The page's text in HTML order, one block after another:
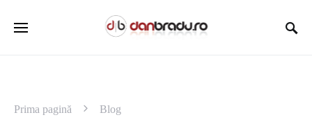
Prima pagină Blog